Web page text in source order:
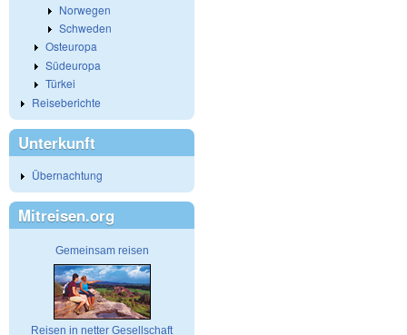
Norwegen
Schweden
Osteuropa
Südeuropa
Türkei
Reiseberichte
Unterkunft
Übernachtung
Mitreisen.org
Gemeinsam reisen
Reisen in netter Gesellschaft